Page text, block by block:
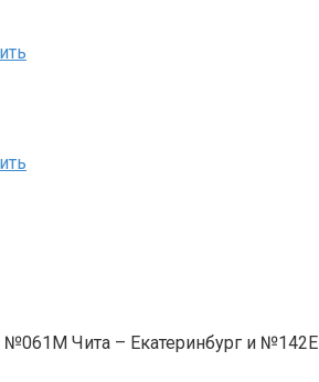
Чита – Екатеринбург и №142Е